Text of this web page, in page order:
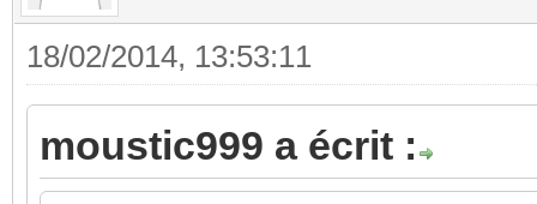
18/02/2014, 13:53:11
moustic999 a écrit :